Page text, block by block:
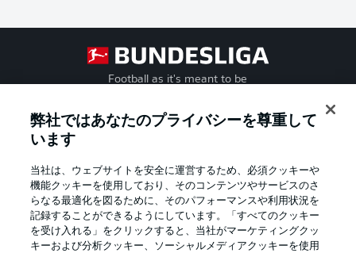
Football as it's meant to be
Official Partners
弊社ではあなたのプライバシーを尊重して
います
当社は、ウェブサイトを安全に運営するため、必須クッキーや
機能クッキーを使用しており、そのコンテンツやサービスのさ
らなる最適化を図るために、そのパフォーマンスや利用状況を
記録することができるようにしています。「すべてのクッキー
を受け入れる」をクリックすると、当社がマーケティングクッ
キーおよび分析クッキー、ソーシャルメディアクッキーを使用